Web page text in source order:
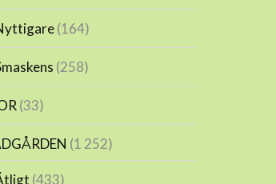
(164)
(258)
(33)
(1 252)
(433)